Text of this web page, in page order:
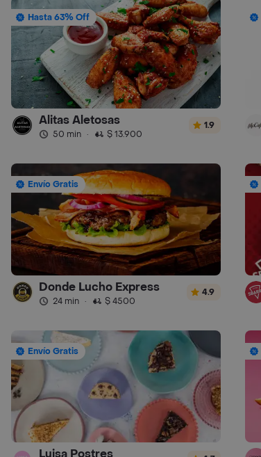
Hasta 63% Off
Alitas Aletosas
50 min · $ 13.900
1.9
Envío Gratis
Donde Lucho Express
24 min · $ 4500
4.9
Envío Gratis
Luisa Postres